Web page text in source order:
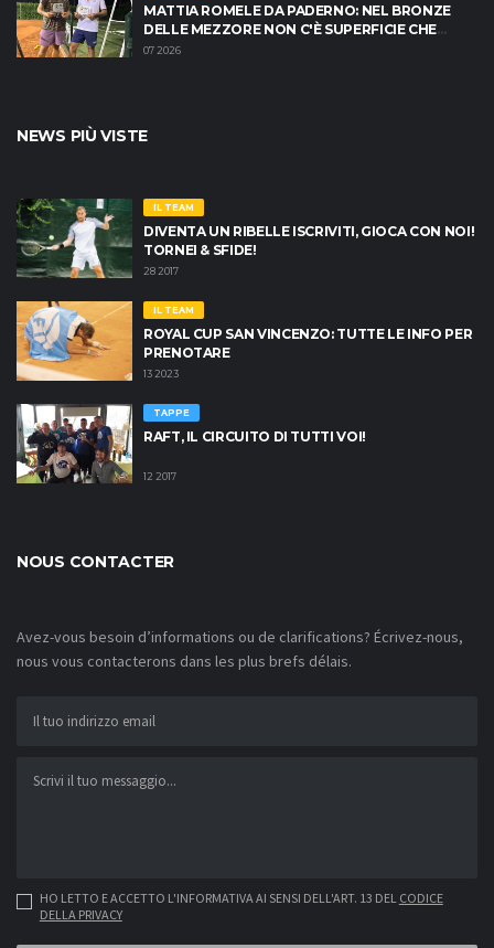
MATTIA ROMELE DA PADERNO: NEL BRONZE
DELLE MEZZORE NON C'È SUPERFICIE CHE
TENGA
07 2026
NEWS PIÙ VISTE
IL TEAM
DIVENTA UN RIBELLE ISCRIVITI, GIOCA CON NOI!
TORNEI & SFIDE!
28 2017
IL TEAM
ROYAL CUP SAN VINCENZO: TUTTE LE INFO PER
PRENOTARE
13 2023
TAPPE
RAFT, IL CIRCUITO DI TUTTI VOI!
12 2017
NOUS CONTACTER
Avez-vous besoin d’informations ou de clarifications? Écrivez-nous,
nous vous contacterons dans les plus brefs délais.
HO LETTO E ACCETTO L'INFORMATIVA AI SENSI DELL'ART. 13 DEL CODICE
DELLA PRIVACY